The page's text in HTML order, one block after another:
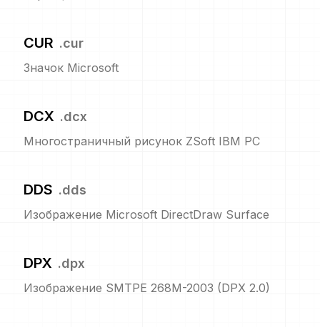
CUR .cur
Значок Microsoft
DCX .dcx
Многостраничный рисунок ZSoft IBM PC
DDS .dds
Изображение Microsoft DirectDraw Surface
DPX .dpx
Изображение SMTPE 268M-2003 (DPX 2.0)